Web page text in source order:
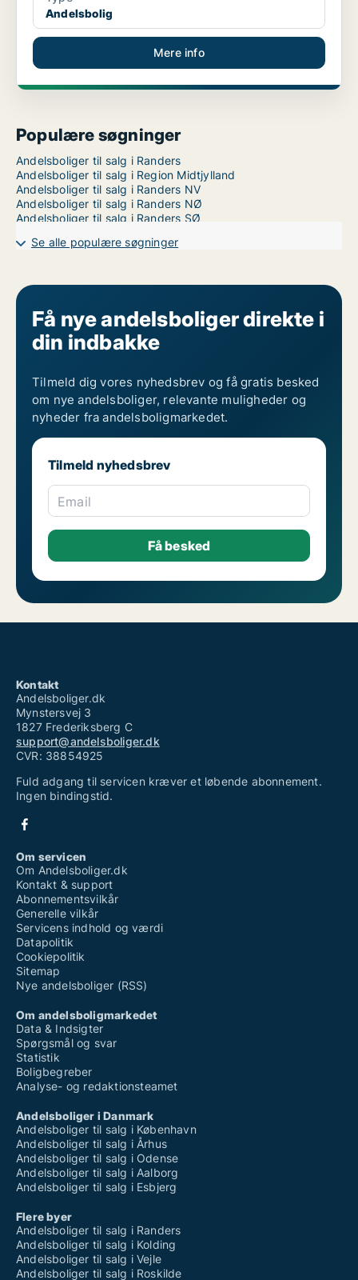
Andelsbolig
Mere info
Populære søgninger
Andelsboliger til salg i Randers
Andelsboliger til salg i Region Midtjylland
Andelsboliger til salg i Randers NV
Andelsboliger til salg i Randers NØ
Andelsboliger til salg i Randers SØ
Se alle populære søgninger
Få nye andelsboliger direkte i
din indbakke
Tilmeld dig vores nyhedsbrev og få gratis besked
om nye andelsboliger, relevante muligheder og
nyheder fra andelsboligmarkedet.
Tilmeld nyhedsbrev
Email
Kontakt
Andelsboliger.dk
Mynstersvej 3
1827 Frederiksberg C
support@andelsboliger.dk
CVR: 38854925
Fuld adgang til servicen kræver et løbende abonnement.
Ingen bindingstid.
Om servicen
Om Andelsboliger.dk
Kontakt & support
Abonnementsvilkår
Generelle vilkår
Servicens indhold og værdi
Datapolitik
Cookiepolitik
Sitemap
Nye andelsboliger (RSS)
Om andelsboligmarkedet
Data & Indsigter
Spørgsmål og svar
Statistik
Boligbegreber
Analyse- og redaktionsteamet
Andelsboliger i Danmark
Andelsboliger til salg i København
Andelsboliger til salg i Århus
Andelsboliger til salg i Odense
Andelsboliger til salg i Aalborg
Andelsboliger til salg i Esbjerg
Flere byer
Andelsboliger til salg i Randers
Andelsboliger til salg i Kolding
Andelsboliger til salg i Vejle
Andelsboliger til salg i Roskilde